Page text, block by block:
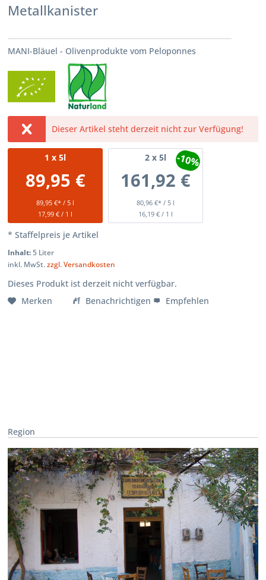
Metallkanister
MANI-Bläuel - Olivenprodukte vom Peloponnes
Dieser Artikel steht derzeit nicht zur Verfügung!
1 x 5l
89,95 €
89,95 €* / 5 l
17,99 € / 1 l
2x 5l
161,92 €
80,96 €* / 5 l
-10%
16,19 € / 1 l
* Staffelpreis je Artikel
Inhalt:5 Liter
inkl. MwSt.zzgl. Versandkosten
Dieses Produkt ist derzeit nicht verfügbar.
Merken
Benachrichtigen Empfehlen
Region